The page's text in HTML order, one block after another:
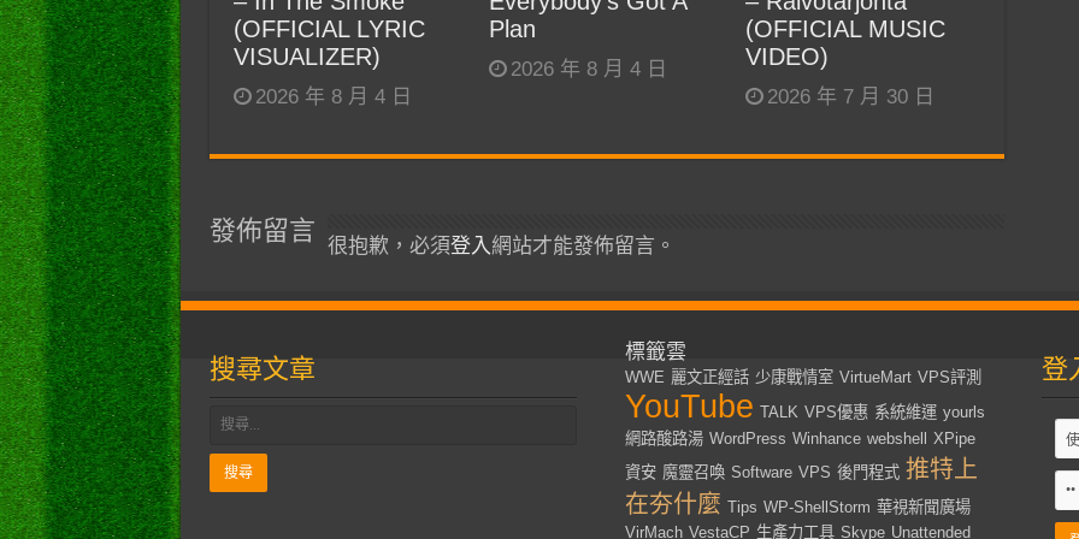
(OFFICIAL LYRIC
VISUALIZER)
2026 年 8 月 4 日
Plan
2026 年 8 月 4 日
(OFFICIAL MUSIC
VIDEO)
2026 年 7 月 30 日
發佈留言
很抱歉，必須登入網站才能發佈留言。
搜尋文章
標籤雲
WWE 麗文正經話 少康戰情室 VirtueMart VPS評測
YouTube TALK VPS優惠 系統維運 yourls
網路酸路湯 WordPress Winhance webshell
XPipe
資安 魔靈召喚 Software VPS 後門程式 推特上
在夯什麼 Tips WP-ShellStorm 華視新聞廣場
VirMach VestaCP 生產力工具 Skype Unattended
登